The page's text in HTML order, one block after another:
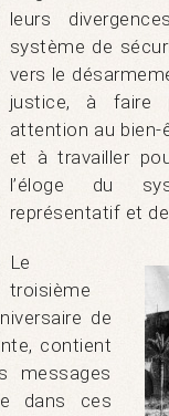
leurs
système de
vers le
justice, à faire
attention au
et à travailler
l’éloge du
représentatif et de
Le
troisième
de
contient
messages
dans ces